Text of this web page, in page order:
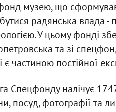
музею, що
радянська влада
У цьому фонді
та зі
є частиною постійної
Спецфонду налічує
посуд, фотографії та